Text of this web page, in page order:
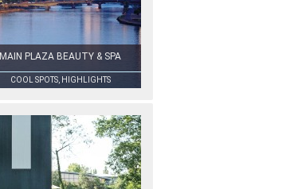
MAIN PLAZA BEAUTY & SPA
COOL SPOTS, HIGHLIGHTS